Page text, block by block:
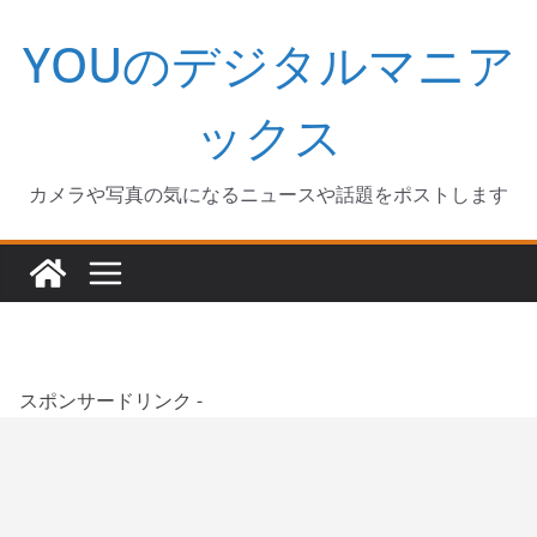
キ
YOUのデジタルマニア
ックス
カメラや写真の気になるニュースや話題をポストします
スポンサードリンク -